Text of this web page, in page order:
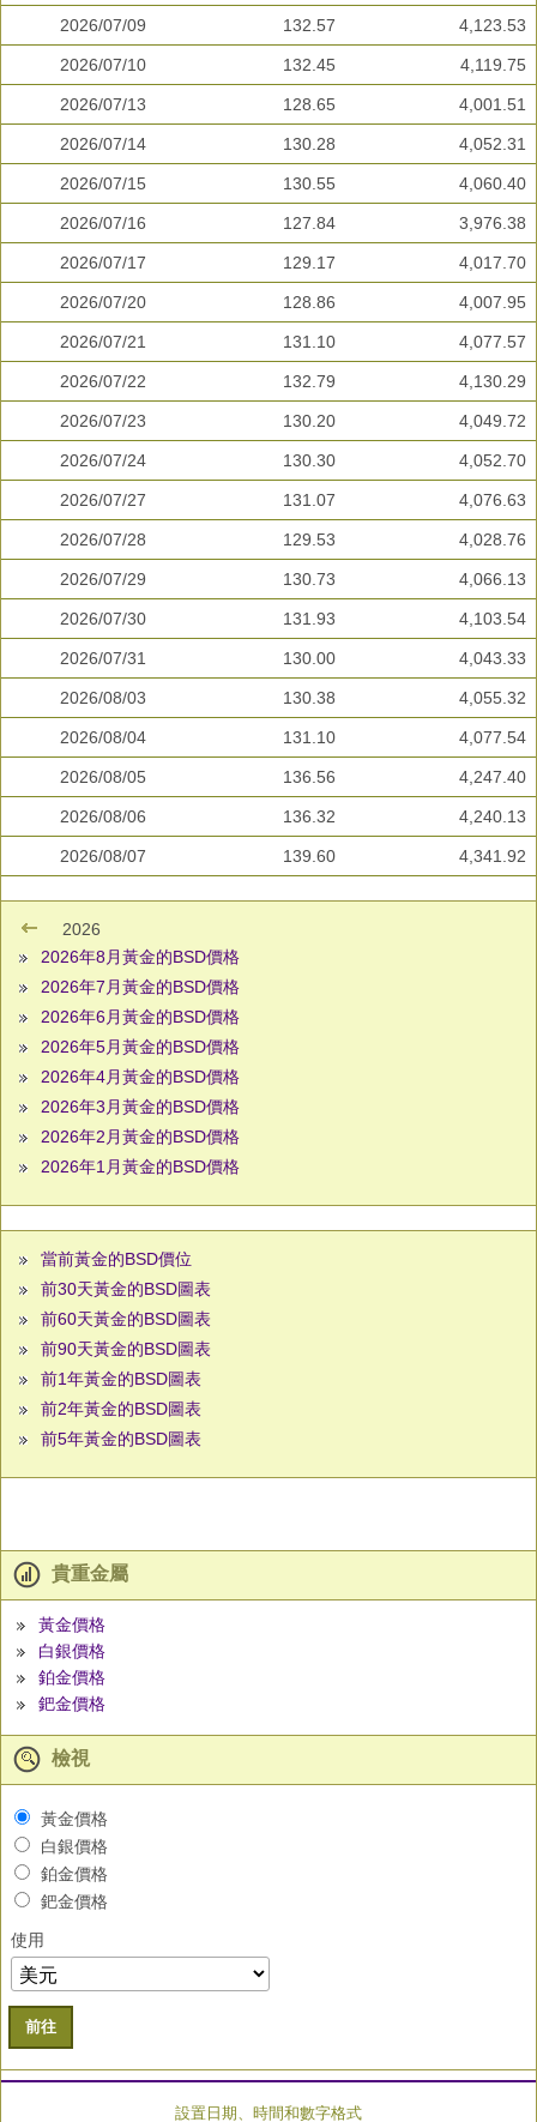
2026/07/09 132.57 4,123.53
2026/07/10 132.45 4,119.75
2026/07/13 128.65 4,001.51
2026/07/14 130.28 4,052.31
2026/07/15 130.55 4,060.40
2026/07/16 127.84 3,976.38
2026/07/17 129.17 4,017.70
2026/07/20 128.86 4,007.95
2026/07/21 131.10 4,077.57
2026/07/22 132.79 4,130.29
2026/07/23 130.20 4,049.72
2026/07/24 130.30 4,052.70
2026/07/27 131.07 4,076.63
2026/07/28 129.53 4,028.76
2026/07/29 130.73 4,066.13
2026/07/30 131.93 4,103.54
2026/07/31 130.00 4,043.33
2026/08/03 130.38 4,055.32
2026/08/04 131.10 4,077.54
2026/08/05 136.56 4,247.40
2026/08/06 136.32 4,240.13
2026/08/07 139.60 4,341.92
2026
2026年8月黃金的BSD價格
2026年7月黃金的BSD價格
2026年6月黃金的BSD價格
2026年5月黃金的BSD價格
2026年4月黃金的BSD價格
2026年3月黃金的BSD價格
2026年2月黃金的BSD價格
2026年1月黃金的BSD價格
當前黃金的BSD價位
前30天黃金的BSD圖表
前60天黃金的BSD圖表
前90天黃金的BSD圖表
前1年黃金的BSD圖表
前2年黃金的BSD圖表
前5年黃金的BSD圖表
貴重金屬
黃金價格
白銀價格
鉑金價格
鈀金價格
檢視
黃金價格
白銀價格
鉑金價格
鈀金價格
使用
前往
設置日期、時間和數字格式